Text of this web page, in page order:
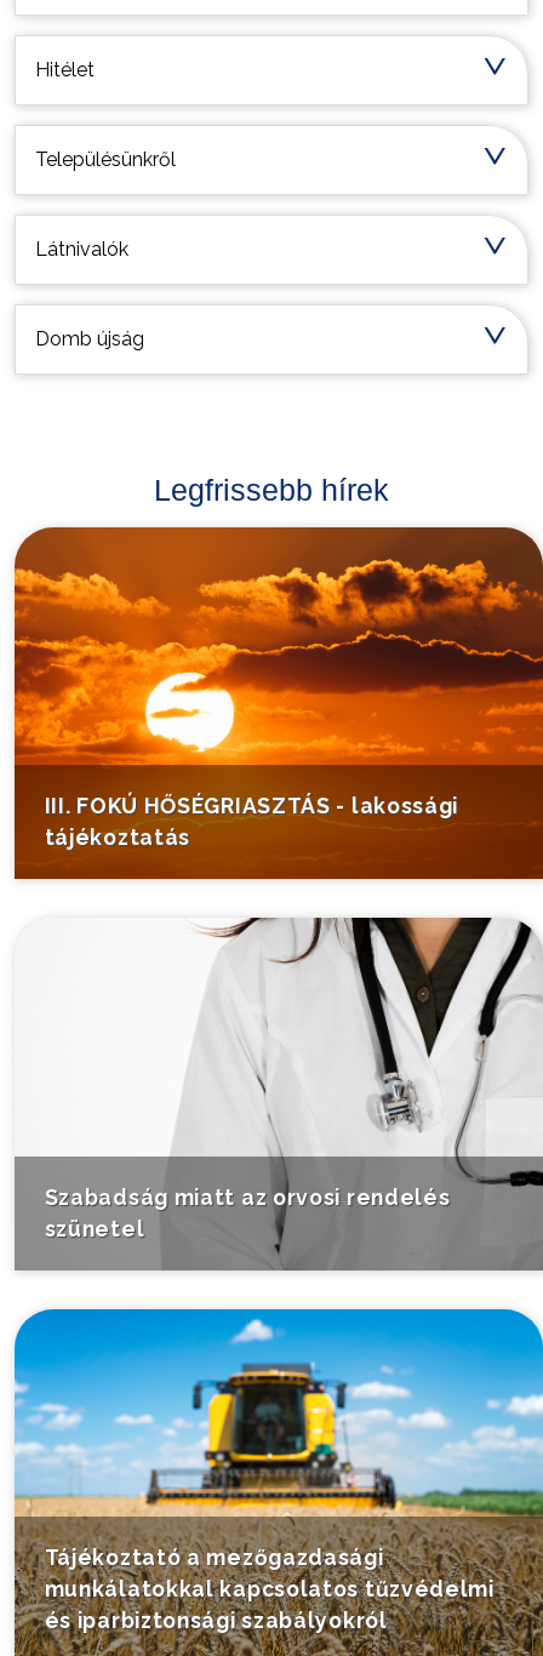
Hitélet
Településünkről
Látnivalók
Domb újság
Legfrissebb hírek
III. FOKÚ HŐSÉGRIASZTÁS - lakossági
tájékoztatás
Szabadság miatt az orvosi rendelés
szünetel
Tájékoztató a mezőgazdasági
munkálatokkal kapcsolatos tűzvédelmi
és iparbiztonsági szabályokról